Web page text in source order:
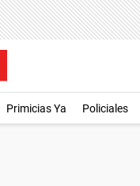
Primicias Ya Policiales